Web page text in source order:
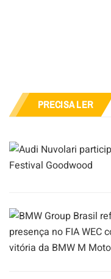
PRECISA LER